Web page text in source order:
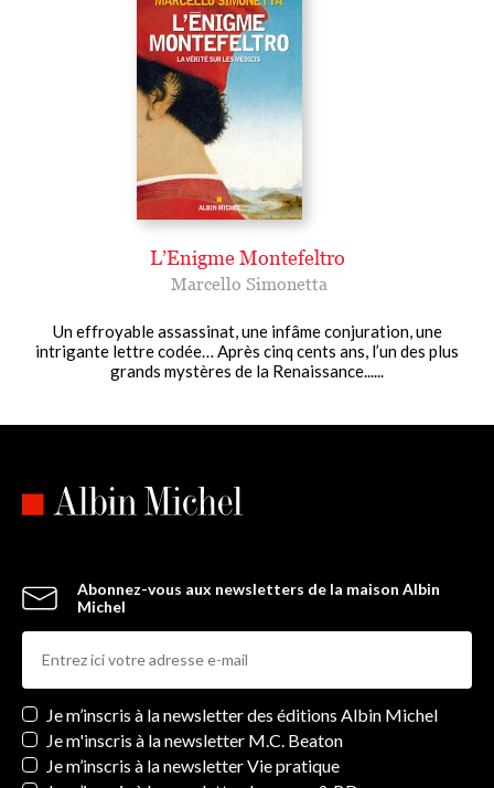
L’Enigme Montefeltro
Marcello Simonetta
Un effroyable assassinat, une infâme conjuration, une
intrigante lettre codée… Après cinq cents ans, l’un des plus
grands mystères de la Renaissance......
Abonnez-vous aux newsletters de la maison Albin
Michel
Newsletters
Je m’inscris à la newsletter des éditions Albin Michel
Je m'inscris à la newsletter M.C. Beaton
Je m’inscris à la newsletter Vie pratique